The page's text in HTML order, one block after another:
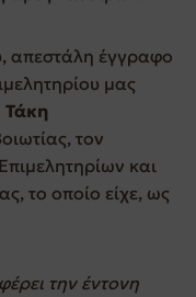
απεστάλη έγγραφο
μας
Τάκη
τον
και
το οποίο είχε, ως
την έντονη